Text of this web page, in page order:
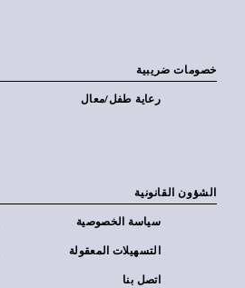
خصومات ضريبية
رعاية طفل/معال
الشؤون القانونية
سياسة الخصوصية
التسهيلات المعقولة
اتصل بنا